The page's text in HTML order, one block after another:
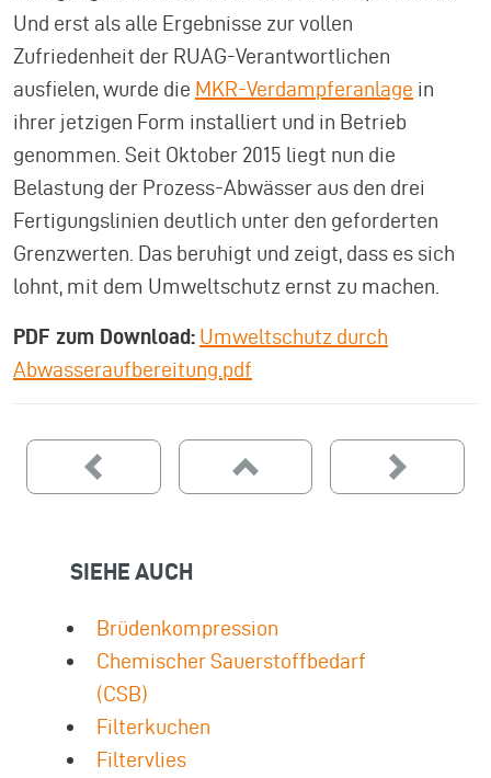
Und erst als alle Ergebnisse zur vollen
Zufriedenheit der RUAG-Verantwortlichen
ausfielen, wurde die MKR-Verdampferanlage in
ihrer jetzigen Form installiert und in Betrieb
genommen. Seit Oktober 2015 liegt nun die
Belastung der Prozess-Abwässer aus den drei
Fertigungslinien deutlich unter den geforderten
Grenzwerten. Das beruhigt und zeigt, dass es sich
lohnt, mit dem Umweltschutz ernst zu machen.
PDF zum Download: Umweltschutz durch
Abwasseraufbereitung.pdf
SIEHE AUCH
Brüdenkompression
Chemischer Sauerstoffbedarf
(CSB)
Filterkuchen
Filtervlies